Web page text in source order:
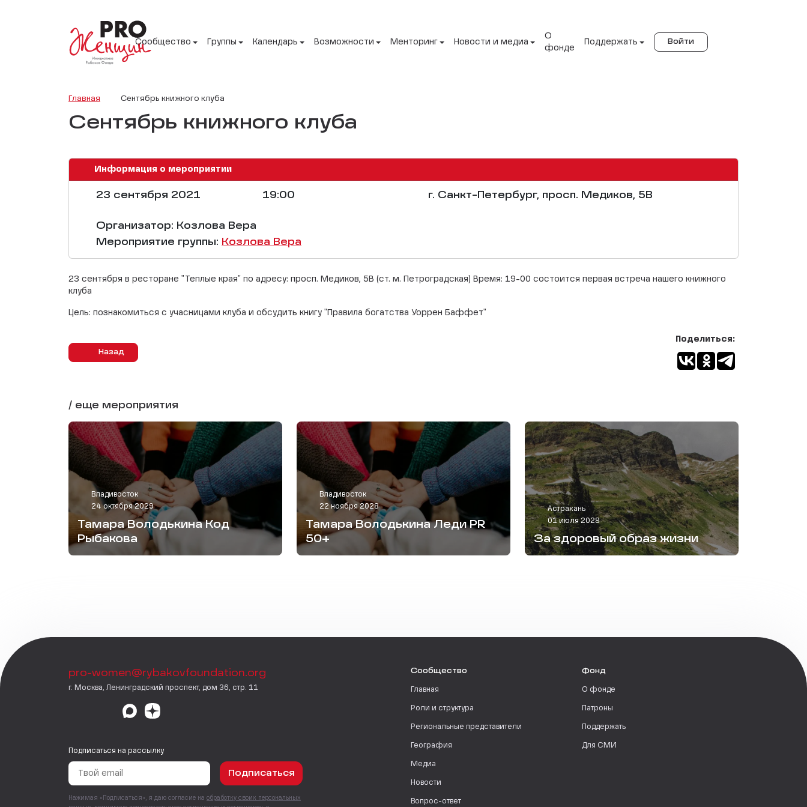
Сообщество Группы Календарь Возможности Менторинг Новости и медиа
О
фонде
Поддержать Войти
Главная Сентябрь книжного клуба
Сентябрь книжного клуба
Информация о мероприятии
23 сентября 2021 19:00 г. Санкт-Петербург, просп. Медиков, 5В
Организатор: Козлова Вера
Мероприятие группы: Козлова Вера
23 сентября в ресторане "Теплые края" по адресу: просп. Медиков, 5В (ст. м. Петроградская) Время: 19-00 состоится первая встреча нашего книжного
клуба
Цель: познакомиться с учасницами клуба и обсудить книгу "Правила богатства Уоррен Баффет"
Назад
Поделиться:
/ еще мероприятия
Владивосток
24 октября 2029
Тамара Володькина Код
Рыбакова
Владивосток
22 ноября 2028
Тамара Володькина Леди PR
50+
Астрахань
01 июля 2028
За здоровый образ жизни
pro-women@rybakovfoundation.org
г. Москва, Ленинградский проспект, дом 36, стр. 11
Подписаться на рассылку
Подписаться
Нажимая «Подписаться», я даю согласие на обработку своих персональных
Сообщество
Главная
Роли и структура
Региональные представители
География
Медиа
Новости
Вопрос-ответ
Фонд
О фонде
Патроны
Поддержать
Для СМИ